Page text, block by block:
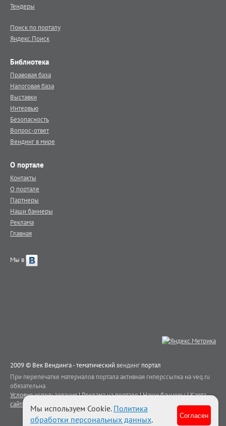
Тендеры
Поиск по порталу
Яндекс.Поиск
Библиотека
Правовая база
Налоговая база
Выставки
Интервью
Безопасность
Вопрос-ответ
Вендинг в мире
О портале
Контакты
О портале
Партнеры
Наши баннеры
Реклама
Главная
Мы в
2009 © Век Вендинга - тематический вендинг портал
При перепечатке материалов портала активная гиперссылка на veq.ru
обязательна.
Условия использования|Реклама на портале|Наши баннеры|Карта
сайта
Контакты
Мы используем Cookie. Политика
обработки персональных данных. Согласен